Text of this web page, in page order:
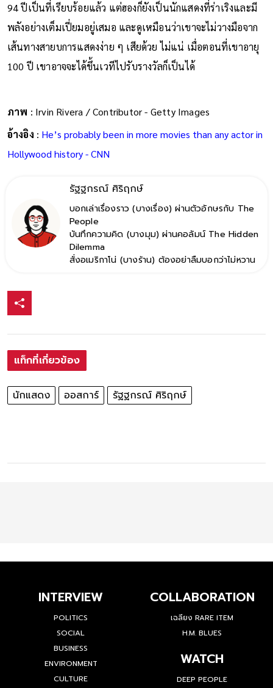
94 ปีเป็นที่เรียบร้อยแล้ว แต่ฮองก็ยังเป็นนักแสดงที่ร่าเริงและมี
พลังอย่างเต็มเปี่ยมอยู่เสมอ และดูเหมือนว่าเขาจะไม่วางมือจาก
เส้นทางสายบการแสดงง่าย ๆ เสียด้วย ไม่แน่ เมื่อตอนที่เขาอายุ
100 ปี เขาอาจจะได้ขึ้นเวทีไปรับรางวัลก็เป็นได้
ภาพ : Irvin Rivera / Contributor - Getty Images
อ้างอิง : He’s probably been in more movies than any actor in
Hollywood history - CNN
รัฐฐกรณ์ ศิริฤกษ์
บอกเล่าเรื่องราว (บางเรื่อง) ผ่านตัวอักษรกับ The
People
บันทึกความคิด (บางมุม) ผ่านคอลัมน์ The Hidden
Dilemma
สั่งอเมริกาโน่ (บางร้าน) ต้องอย่าลืมบอกว่าไม่หวาน
แท็กที่เกี่ยวข้อง
นักแสดง ออสการ์ รัฐฐกรณ์ ศิริฤกษ์
INTERVIEW
POLITICS
SOCIAL
BUSINESS
ENVIRONMENT
CULTURE
COLLABORATION
เฉลียง RARE ITEM
H.M. BLUES
WATCH
DEEP PEOPLE